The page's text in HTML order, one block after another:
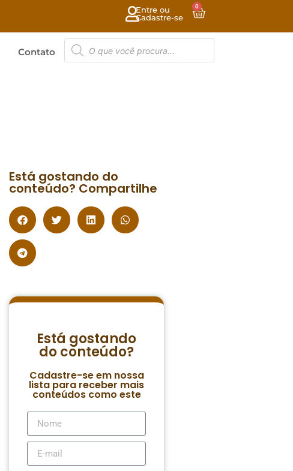
Entre ou
Cadastre-se
0
Contato
Está gostando do
conteúdo? Compartilhe
Está gostando
do conteúdo?
Cadastre-se em nossa
lista para receber mais
conteúdos como este